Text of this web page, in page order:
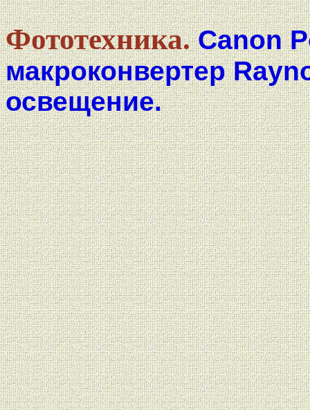
Фототехника.Canon
макроконвертер
освещение.